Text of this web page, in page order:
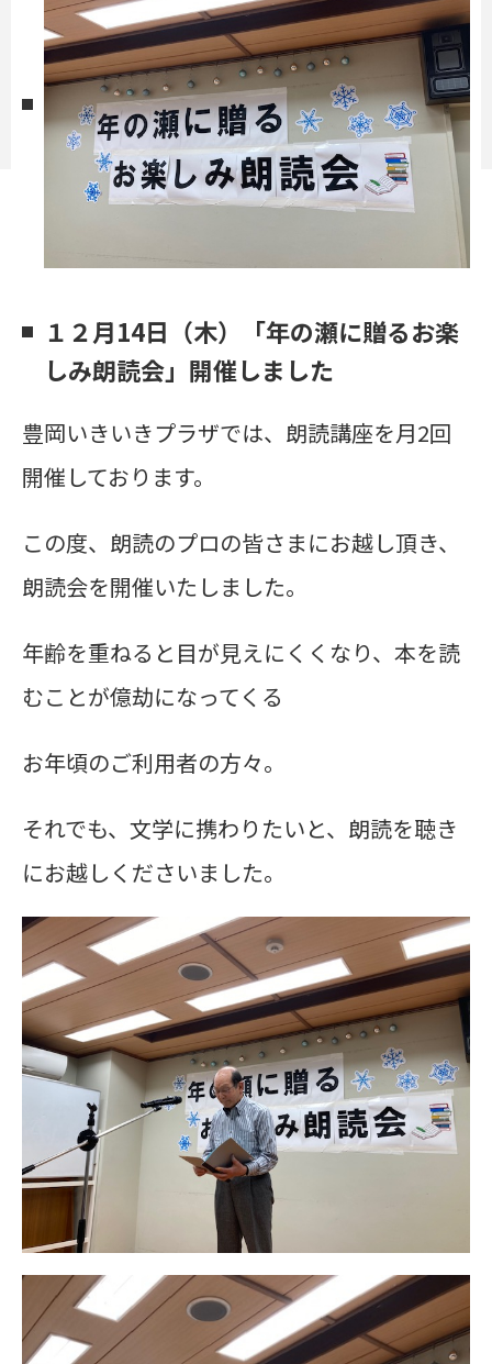
１２月14日（木）「年の瀬に贈るお楽
しみ朗読会」開催しました
豊岡いきいきプラザでは、朗読講座を月2回
開催しております。
この度、朗読のプロの皆さまにお越し頂き、
朗読会を開催いたしました。
年齢を重ねると目が見えにくくなり、本を読
むことが億劫になってくる
お年頃のご利用者の方々。
それでも、文学に携わりたいと、朗読を聴き
にお越しくださいました。